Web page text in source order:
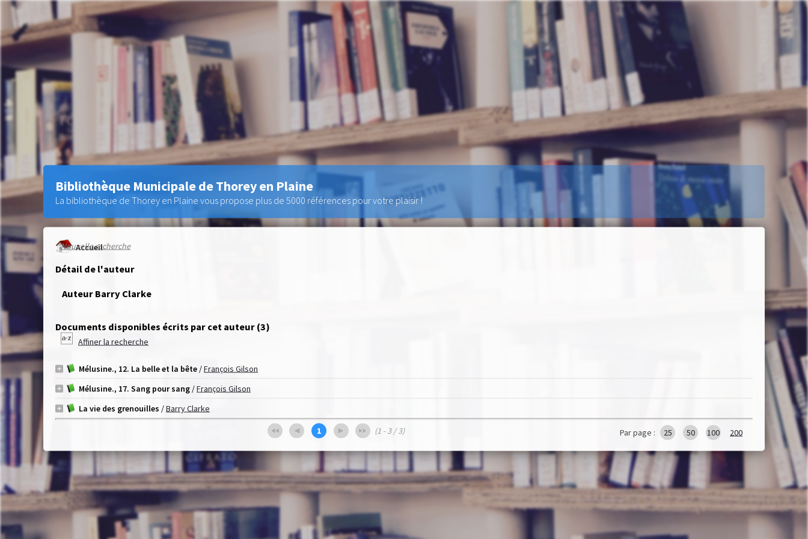
Accueil
Nouvelle recherche
Détail de l'auteur
Auteur Barry Clarke
Documents disponibles écrits par cet auteur (3)
Affiner la recherche
Mélusine., 12. La belle et la bête /François Gilson
Mélusine., 17. Sang pour sang /François Gilson
La vie des grenouilles /Barry Clarke
1 (1 - 3 / 3) Par page : 25 50 100 200
Bibliothèque Municipale de Thorey en Plaine
La bibliothèque de Thorey en Plaine vous propose plus de 5000 références pour votre plaisir !